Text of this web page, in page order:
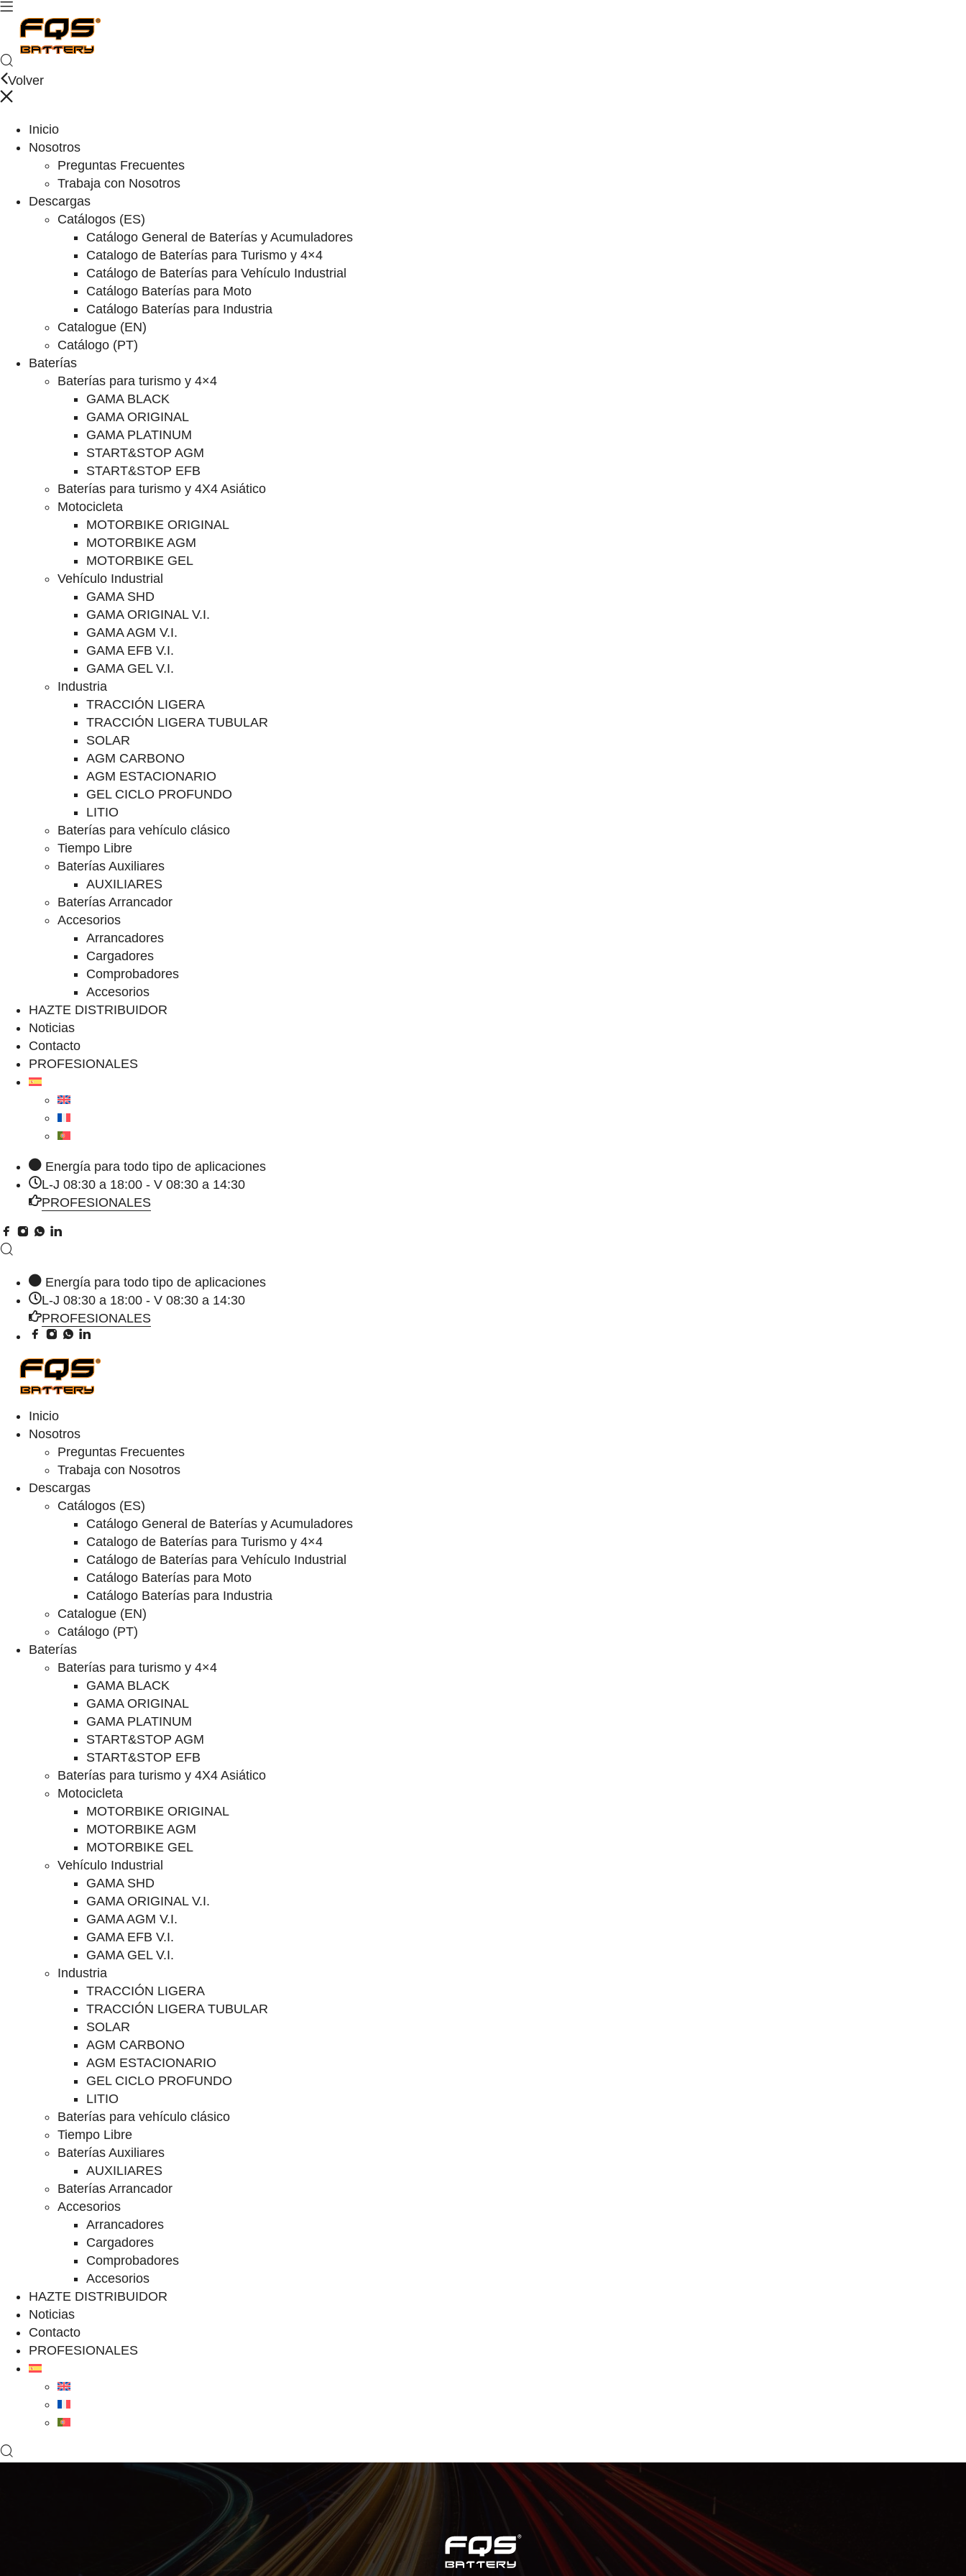
Volver
Inicio
Nosotros
Preguntas Frecuentes
Trabaja con Nosotros
Descargas
Catálogos (ES)
Catálogo General de Baterías y Acumuladores
Catalogo de Baterías para Turismo y 4×4
Catálogo de Baterías para Vehículo Industrial
Catálogo Baterías para Moto
Catálogo Baterías para Industria
Catalogue (EN)
Catálogo (PT)
Baterías
Baterías para turismo y 4×4
GAMA BLACK
GAMA ORIGINAL
GAMA PLATINUM
START&STOP AGM
START&STOP EFB
Baterías para turismo y 4X4 Asiático
Motocicleta
MOTORBIKE ORIGINAL
MOTORBIKE AGM
MOTORBIKE GEL
Vehículo Industrial
GAMA SHD
GAMA ORIGINAL V.I.
GAMA AGM V.I.
GAMA EFB V.I.
GAMA GEL V.I.
Industria
TRACCIÓN LIGERA
TRACCIÓN LIGERA TUBULAR
SOLAR
AGM CARBONO
AGM ESTACIONARIO
GEL CICLO PROFUNDO
LITIO
Baterías para vehículo clásico
Tiempo Libre
Baterías Auxiliares
AUXILIARES
Baterías Arrancador
Accesorios
Arrancadores
Cargadores
Comprobadores
Accesorios
HAZTE DISTRIBUIDOR
Noticias
Contacto
PROFESIONALES
Energía para todo tipo de aplicaciones
L-J 08:30 a 18:00 - V 08:30 a 14:30
PROFESIONALES
Energía para todo tipo de aplicaciones
L-J 08:30 a 18:00 - V 08:30 a 14:30
PROFESIONALES
Inicio
Nosotros
Preguntas Frecuentes
Trabaja con Nosotros
Descargas
Catálogos (ES)
Catálogo General de Baterías y Acumuladores
Catalogo de Baterías para Turismo y 4×4
Catálogo de Baterías para Vehículo Industrial
Catálogo Baterías para Moto
Catálogo Baterías para Industria
Catalogue (EN)
Catálogo (PT)
Baterías
Baterías para turismo y 4×4
GAMA BLACK
GAMA ORIGINAL
GAMA PLATINUM
START&STOP AGM
START&STOP EFB
Baterías para turismo y 4X4 Asiático
Motocicleta
MOTORBIKE ORIGINAL
MOTORBIKE AGM
MOTORBIKE GEL
Vehículo Industrial
GAMA SHD
GAMA ORIGINAL V.I.
GAMA AGM V.I.
GAMA EFB V.I.
GAMA GEL V.I.
Industria
TRACCIÓN LIGERA
TRACCIÓN LIGERA TUBULAR
SOLAR
AGM CARBONO
AGM ESTACIONARIO
GEL CICLO PROFUNDO
LITIO
Baterías para vehículo clásico
Tiempo Libre
Baterías Auxiliares
AUXILIARES
Baterías Arrancador
Accesorios
Arrancadores
Cargadores
Comprobadores
Accesorios
HAZTE DISTRIBUIDOR
Noticias
Contacto
PROFESIONALES